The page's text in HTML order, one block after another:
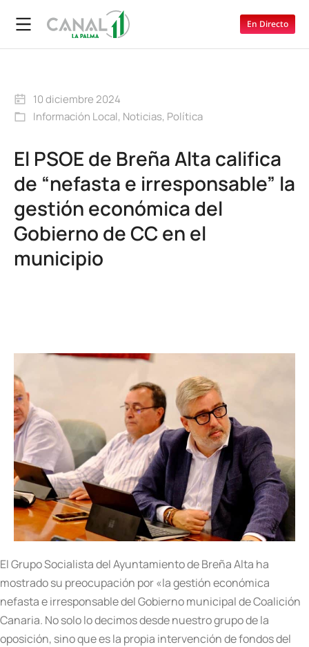
En Directo
10 diciembre 2024
Información Local, Noticias, Política
El PSOE de Breña Alta califica
de “nefasta e irresponsable” la
gestión económica del
Gobierno de CC en el
municipio
El Grupo Socialista del Ayuntamiento de Breña Alta ha
mostrado su preocupación por «la gestión económica
nefasta e irresponsable del Gobierno municipal de Coalición
Canaria. No solo lo decimos desde nuestro grupo de la
oposición, sino que es la propia intervención de fondos del